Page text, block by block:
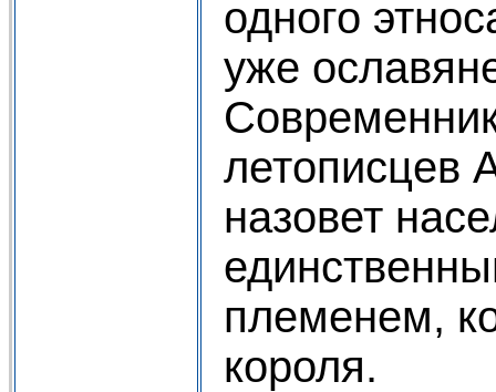
одного
уже
летописцев
назовет
племенем,
короля.